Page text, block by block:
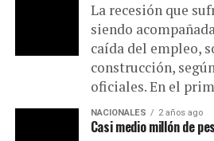
La recesión que
siendo
caída del empleo,
construcción,
oficiales. En el
NACIONALES 2 años ago
Casi medio millón de